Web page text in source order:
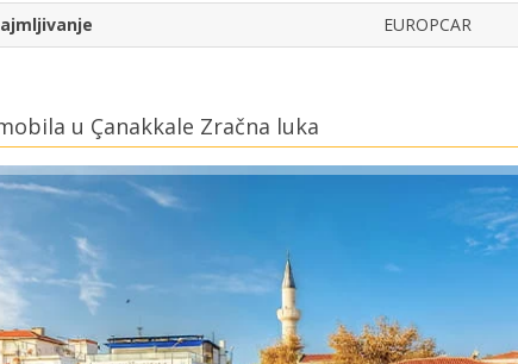
EUROPCAR
u Çanakkale Zračna luka